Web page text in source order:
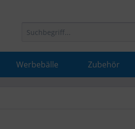
Werbebälle Zubehör